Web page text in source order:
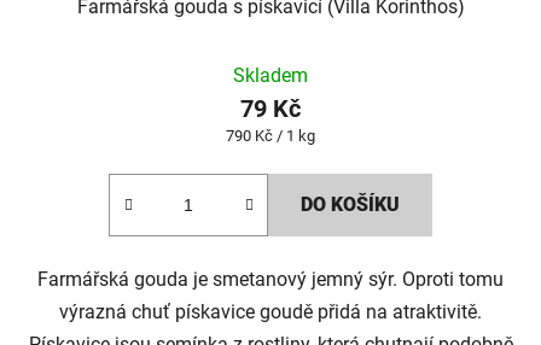
Farmářská gouda s pískavicí (Villa Korinthos)
Skladem
79 Kč
Měrná
790 Kč / 1 kg
DO KOŠÍKU
Farmářská gouda je smetanový jemný sýr. Oproti tomu
výrazná chuť pískavice goudě přidá na atraktivitě.